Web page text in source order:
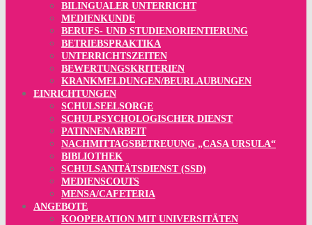
BILINGUALER UNTERRICHT
MEDIENKUNDE
BERUFS- UND STUDIENORIENTIERUNG
BETRIEBSPRAKTIKA
UNTERRICHTSZEITEN
BEWERTUNGSKRITERIEN
KRANKMELDUNGEN/BEURLAUBUNGEN
EINRICHTUNGEN
SCHULSEELSORGE
SCHULPSYCHOLOGISCHER DIENST
PATINNENARBEIT
NACHMITTAGSBETREUUNG „CASA URSULA“
BIBLIOTHEK
SCHULSANITÄTSDIENST (SSD)
MEDIENSCOUTS
MENSA/CAFETERIA
ANGEBOTE
KOOPERATION MIT UNIVERSITÄTEN